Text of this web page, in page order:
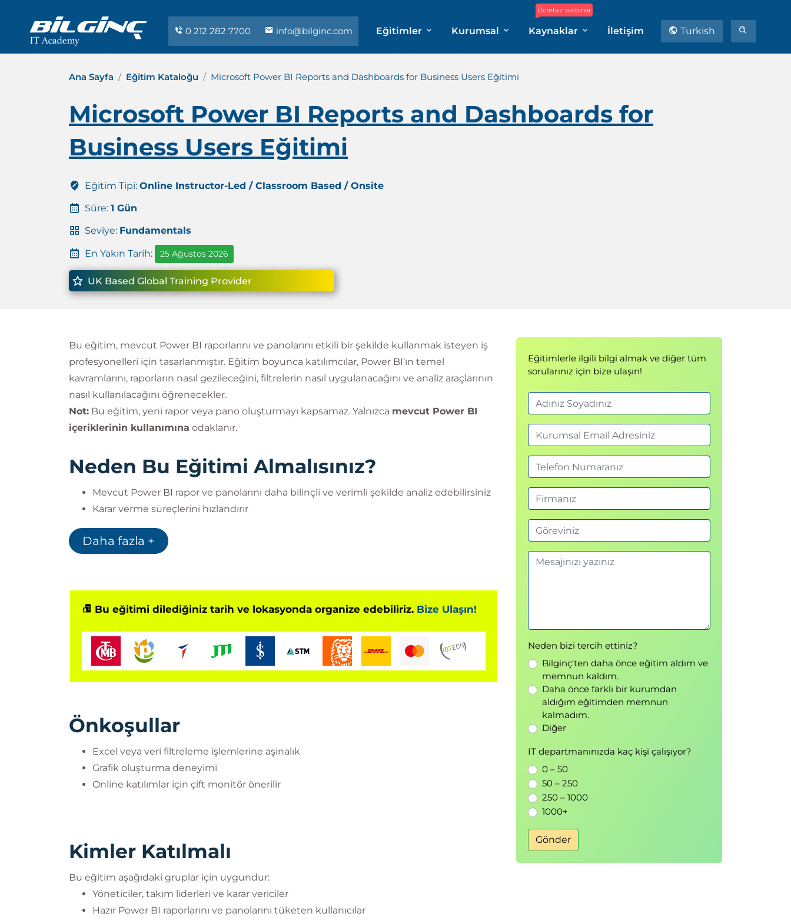
0 212 282 7700 info@bilginc.com Eğitimler Kurumsal
Ücretsiz webinar
Kaynaklar İletişim Turkish
Ana Sayfa Eğitim Kataloğu Microsoft Power BI Reports and Dashboards for Business Users Eğitimi
Microsoft Power BI Reports and Dashboards for
Business Users Eğitimi
Eğitim Tipi: Online Instructor-Led / Classroom Based / Onsite
Süre: 1 Gün
Seviye: Fundamentals
En Yakın Tarih: 25 Ağustos 2026
UK Based Global Training Provider
Bu eğitim, mevcut Power BI raporlarını ve panolarını etkili bir şekilde kullanmak isteyen iş
profesyonelleri için tasarlanmıştır. Eğitim boyunca katılımcılar, Power BI’ın temel
kavramlarını, raporların nasıl gezileceğini, filtrelerin nasıl uygulanacağını ve analiz araçlarının
nasıl kullanılacağını öğrenecekler.
Not: Bu eğitim, yeni rapor veya pano oluşturmayı kapsamaz. Yalnızca mevcut Power BI
içeriklerinin kullanımına odaklanır.
Neden Bu Eğitimi Almalısınız?
Mevcut Power BI rapor ve panolarını daha bilinçli ve verimli şekilde analiz edebilirsiniz
Karar verme süreçlerini hızlandırır
Yöneticiler ve ekip liderleri için ideal kullanım kolaylığı sağlar
Veri okuryazarlığınızı artırır
Daha fazla +
Bu eğitimi dilediğiniz tarih ve lokasyonda organize edebiliriz. Bize Ulaşın!
Önkoşullar
Excel veya veri filtreleme işlemlerine aşinalık
Grafik oluşturma deneyimi
Online katılımlar için çift monitör önerilir
Kimler Katılmalı
Bu eğitim aşağıdaki gruplar için uygundur:
Yöneticiler, takım liderleri ve karar vericiler
Hazır Power BI raporlarını ve panolarını tüketen kullanıcılar
Eğitimlerle ilgili bilgi almak ve diğer tüm
sorularınız için bize ulaşın!
Neden bizi tercih ettiniz?
Bilginç'ten daha önce eğitim aldım ve
memnun kaldım.
Daha önce farklı bir kurumdan
aldığım eğitimden memnun
kalmadım.
Diğer
IT departmanınızda kaç kişi çalışıyor?
0 – 50
50 – 250
250 – 1000
1000+
Gönder